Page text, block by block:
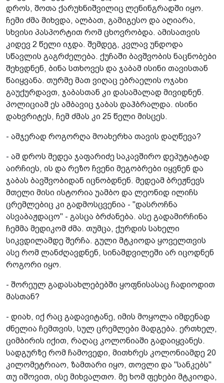
დროს, შოთა ქარუხნიშვილიც ლენინგრადში იყო.
ჩემი ძმა მიხვდა, ალბათ, გამიგესო და აღიარა,
სხვისი პასპორტით რომ ცხოვრობდა. ამისათვის
კიდევ 2 წელი იჯდა. შემდეგ, კვლავ უნდოდა
სწავლის გაგრძელება. ქუჩაში ბავშვობის ნაცნობები
შეხვდნენ, ბინა სთხოვეს და ჯაბამ ისინი თავისთან
წაიყვანა. თურმე მათ ვიღაც ებრაელის ოჯახი
გაუქურდავთ, ჯაბასთან კი დასამალად მივიდნენ.
პოლიციამ ეს ამბავიც ჯაბას დაჰბრალდა. ისინი
დახვრიტეს, ჩემ ძმას კი 25 წელი მისცეს.
- ამჯერად როგორღა მოახერხა თავის დაღწევა?
- ამ დროს მედეა ჯაფარიძე საკავშირო დეპუტატად
აირჩიეს, ის და რეზო ჩვენი მეგობრები იყვნენ და
ჯაბას ბავშვობიდან იცნობდნენ. მედეამ ბრეჟნევს
მთელი მისი ისტორია უამბო და ლეონიდ ილიჩს
ცრემლებიც კი გადმოსცვენია - "დასროჩნა
ასვაბაჟდაცო" - გასცა ბრძანება. ასე გადამირჩინა
ჩემმა მედიკომ ძმა. თუმცა, ქურდის სახელი
სიკვდილამდე შერჩა. გული მტკიოდა ყოველთვის
ასე რომ ლანძღავდნენ, სინამდვილეში არ იცოდნენ
როგორი იყო.
- შორეულ გადასახლებებში ყოფნისასაც ჩადიოდით
მასთან?
- დიახ, იქ რაც გადავიტანე, იმის მოყოლა იმდენად
ძნელია ჩემთვის, სულ ცრემლები მადგება. ერთხელ,
ციმბირის იქით, რაღაც კოლონიაში გადაიყვანეს.
სადგურზე რომ ჩამოვედი, მითხრეს კოლონიამდე 20
კილომეტრიაო, ზამთარი იყო, თოვლი და "სანკებს"
თუ იშოვით, ისე მიხვალთო. მე ხომ ფეხები მტკიოდა,